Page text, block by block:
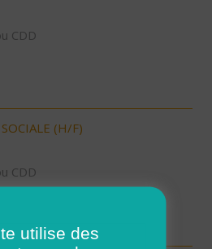
CDD
(H/F)
CDD
utilise des